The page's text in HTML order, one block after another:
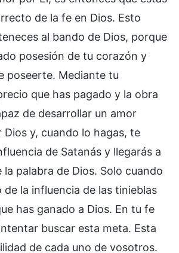
de la fe en Dios. Esto
al bando de Dios, porque
posesión de tu corazón y
poseerte. Mediante tu
que has pagado y la obra
de desarrollar un amor
y, cuando lo hagas, te
de Satanás y llegarás a
la palabra de Dios. Solo cuando
de la influencia de las tinieblas
has ganado a Dios. En tu fe
buscar esta meta. Esta
de cada uno de vosotros.